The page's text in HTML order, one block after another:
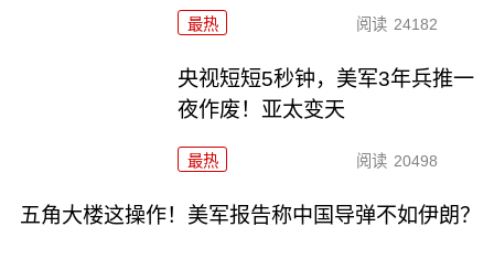
最热 阅读 24182
央视短短5秒钟，美军3年兵推一
夜作废！亚太变天
最热 阅读 20498
五角大楼这操作！美军报告称中国导弹不如伊朗？